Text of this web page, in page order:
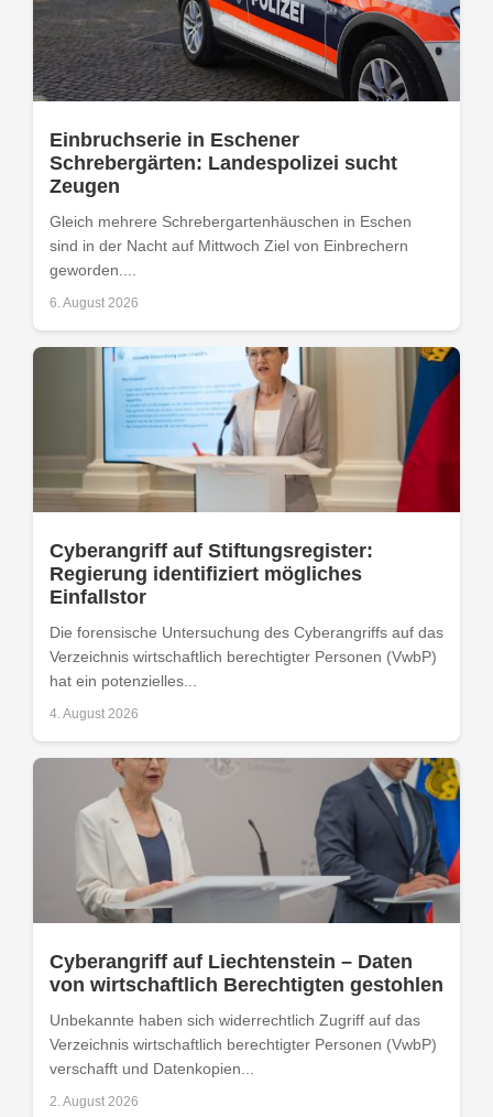
Einbruchserie in Eschener
Schrebergärten: Landespolizei sucht
Zeugen
Gleich mehrere Schrebergartenhäuschen in Eschen
sind in der Nacht auf Mittwoch Ziel von Einbrechern
geworden....
6. August 2026
Cyberangriff auf Stiftungsregister:
Regierung identifiziert mögliches
Einfallstor
Die forensische Untersuchung des Cyberangriffs auf das
Verzeichnis wirtschaftlich berechtigter Personen (VwbP)
hat ein potenzielles...
4. August 2026
Cyberangriff auf Liechtenstein – Daten
von wirtschaftlich Berechtigten gestohlen
Unbekannte haben sich widerrechtlich Zugriff auf das
Verzeichnis wirtschaftlich berechtigter Personen (VwbP)
verschafft und Datenkopien...
2. August 2026